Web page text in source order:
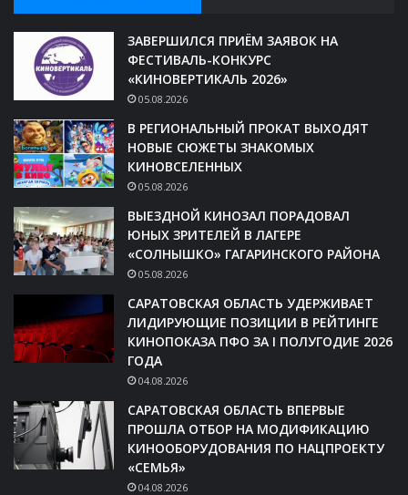
ЗАВЕРШИЛСЯ ПРИЁМ ЗАЯВОК НА
ФЕСТИВАЛЬ-КОНКУРС
«КИНОВЕРТИКАЛЬ 2026»
05.08.2026
В РЕГИОНАЛЬНЫЙ ПРОКАТ ВЫХОДЯТ
НОВЫЕ СЮЖЕТЫ ЗНАКОМЫХ
КИНОВСЕЛЕННЫХ
05.08.2026
ВЫЕЗДНОЙ КИНОЗАЛ ПОРАДОВАЛ
ЮНЫХ ЗРИТЕЛЕЙ В ЛАГЕРЕ
«СОЛНЫШКО» ГАГАРИНСКОГО РАЙОНА
05.08.2026
САРАТОВСКАЯ ОБЛАСТЬ УДЕРЖИВАЕТ
ЛИДИРУЮЩИЕ ПОЗИЦИИ В РЕЙТИНГЕ
КИНОПОКАЗА ПФО ЗА I ПОЛУГОДИЕ 2026
ГОДА
04.08.2026
САРАТОВСКАЯ ОБЛАСТЬ ВПЕРВЫЕ
ПРОШЛА ОТБОР НА МОДИФИКАЦИЮ
КИНООБОРУДОВАНИЯ ПО НАЦПРОЕКТУ
«СЕМЬЯ»
04.08.2026